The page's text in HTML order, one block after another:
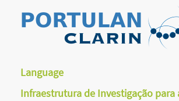
Language
Infraestrutura de Investigação para